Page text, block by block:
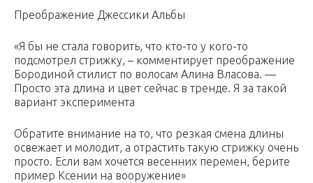
Преображение Джессики Альбы
«Я бы не стала говорить, что кто-то у кого-то
подсмотрел стрижку, – комментирует преображение
Бородиной стилист по волосам Алина Власова. —
Просто эта длина и цвет сейчас в тренде. Я за такой
вариант эксперимента
Обратите внимание на то, что резкая смена длины
освежает и молодит, а отрастить такую стрижку очень
просто. Если вам хочется весенних перемен, берите
пример Ксении на вооружение»